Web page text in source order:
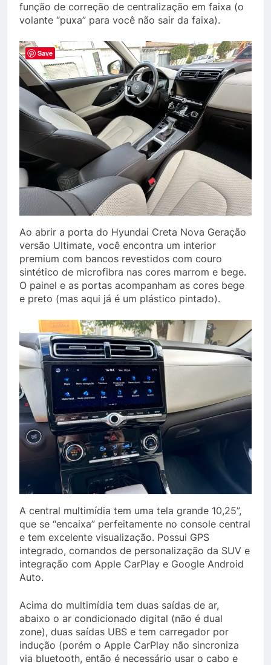
função de correção de centralização em faixa (o
volante “puxa” para você não sair da faixa).
Ao abrir a porta do Hyundai Creta Nova Geração
versão Ultimate, você encontra um interior
premium com bancos revestidos com couro
sintético de microfibra nas cores marrom e bege.
O painel e as portas acompanham as cores bege
e preto (mas aqui já é um plástico pintado).
A central multimídia tem uma tela grande 10,25”,
que se “encaixa” perfeitamente no console central
e tem excelente visualização. Possui GPS
integrado, comandos de personalização da SUV e
integração com Apple CarPlay e Google Android
Auto.
Acima do multimídia tem duas saídas de ar,
abaixo o ar condicionado digital (não é dual
zone), duas saídas UBS e tem carregador por
indução (porém o Apple CarPlay não sincroniza
via bluetooth, então é necessário usar o cabo e
Save